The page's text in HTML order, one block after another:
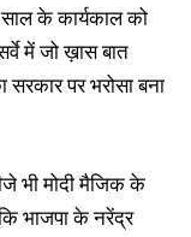
के कार्यकाल को
में जो ख़ास बात
पर भरोसा बना
भी मोदी मैजिक के
भाजपा के नरेंद्र